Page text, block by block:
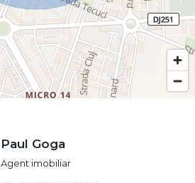
Paul Goga
Agent imobiliar